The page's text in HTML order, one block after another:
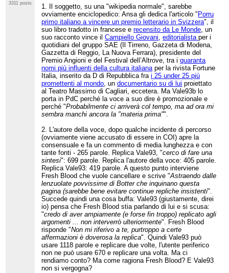
3311 posts
1. Il soggetto, su una "wikipedia normale", sarebbe
ovviamente enciclopedico: Ansa gli dedica l'articolo " Porru
primo italiano a vincere un premio letterario in Svizzera", il
suo libro tradotto in francese erecensito da Le Monde, un
suo racconto vince ilCampiello Giovani,editorialistaper i
quotidiani del gruppo SAE (Il Tirreno, Gazzeta di Modena,
Gazzetta di Reggio, La Nuova Ferrara), presidente del
Premio Angioni e del Festival dell’Altrove, tra iquaranta
nomi più influenti della cultura italianaper la rivista Fortune
Italia, inserito da D di Repubblica frai 25 under 25 più
promettenti al mondo, undocumentario su di lui proiettato
al Teatro Massimo di Cagliari, eccetera. Ma Vale93b lo
porta in PdC perché la voce a suo dire è promozionale e
perché "Probabilmente ci arriverà col tempo, ma ad ora mi
sembra manchi ancora la "materia prima"".
2. L'autore della voce, dopo qualche incidente di percorso
(ovviamente viene accusato di essere in COI) apre la
consensuale e fa un commento di media lunghezza e con
tante fonti - 265 parole. Replica Vale93, "cerco di fare una
sintesi": 699 parole. Replica l'autore della voce: 405 parole.
Replica Vale93: 419 parole. A questo punto interviene
Fresh Blood che vuole cancellare e scrive "Astraendo dalle
lenzuolate povvissime di Botter che inquinano questa
pagina (sarebbe bene evitare continue repliche insistenti".
Succede quindi una cosa buffa: Vale93 (giustamente, direi
io) pensa che Fresh Blood stia parlando di lui e si scusa:
"credo di aver ampiamente (e forse fin troppo) replicato agli
argomenti ... non interverrò ulteriormente". Fresh Blood
risponde "Non mi riferivo a te, purtroppo a certe
affermazioni è doverosa la replica". Quindi Vale93 può
usare 1118 parole e replicare due volte, l'utente periferico
non ne può usare 670 e replicare una volta. Ma ci
rendiamo conto? Ma come ragiona Fresh Blood? E Vale93
non si vergogna?